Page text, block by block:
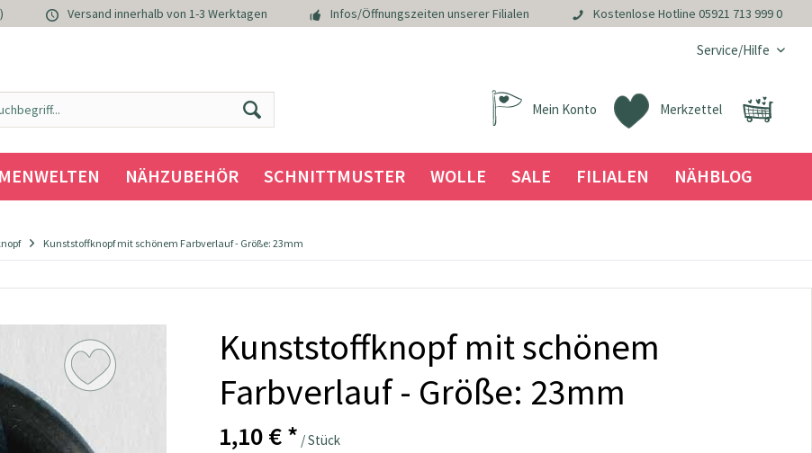
Versand innerhalb von 1-3 Werktagen Infos/Öffnungszeiten unserer Filialen Kostenlose Hotline 05921 713 999 0
Service/Hilfe
Merkzettel
Mein Konto
NÄHZUBEHÖR SCHNITTMUSTER WOLLE SALE FILIALEN NÄHBLOG
Kunststoffknopf mit schönem Farbverlauf - Größe: 23mm
Kunststoffknopf mit schönem
Farbverlauf - Größe: 23mm
1,10 € * / Stück